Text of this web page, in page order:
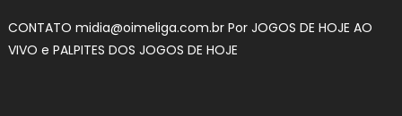
CONTATO midia@oimeliga.com.brPor JOGOS DE HOJE AO
VIVO e PALPITES DOS JOGOS DE HOJE